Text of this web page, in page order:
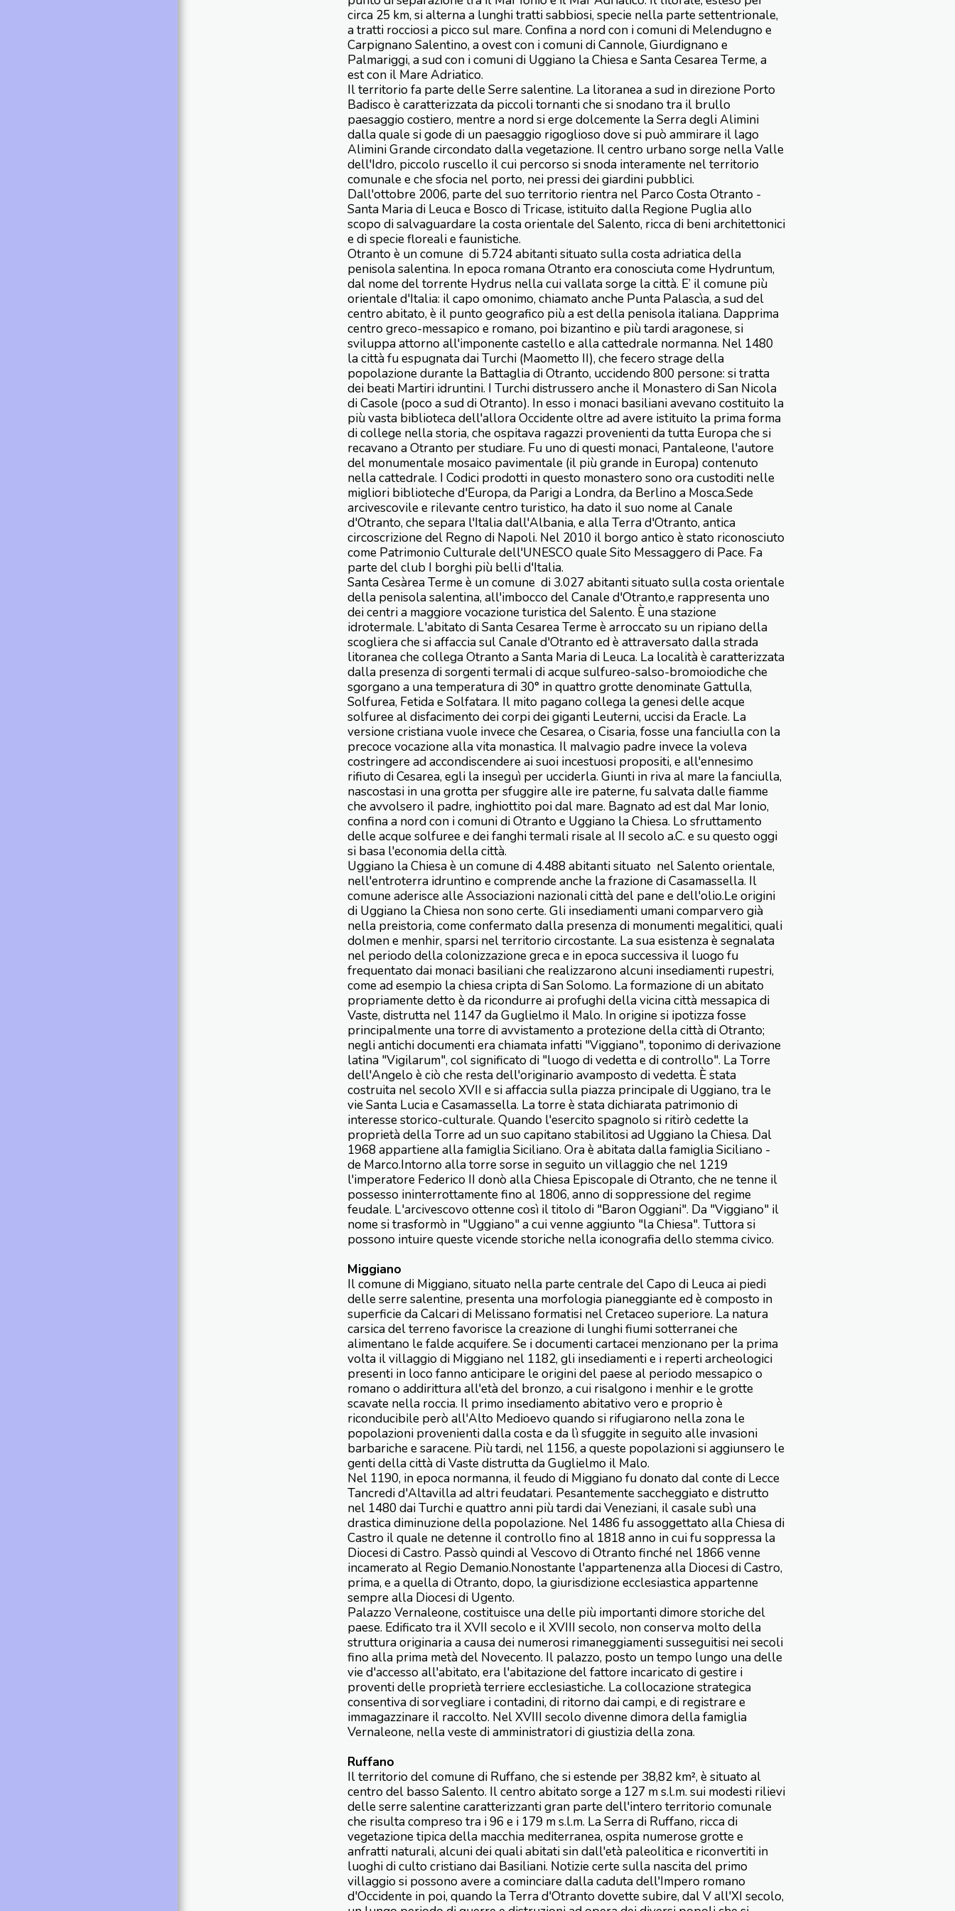
circa 25 km, si alterna a lunghi tratti sabbiosi, specie nella parte settentrionale,
a tratti rocciosi a picco sul mare. Confina a nord con i comuni di Melendugno e
Carpignano Salentino, a ovest con i comuni di Cannole, Giurdignano e
Palmariggi, a sud con i comuni di Uggiano la Chiesa e Santa Cesarea Terme, a
est con il Mare Adriatico.
Il territorio fa parte delle Serre salentine. La litoranea a sud in direzione Porto
Badisco è caratterizzata da piccoli tornanti che si snodano tra il brullo
paesaggio costiero, mentre a nord si erge dolcemente la Serra degli Alimini
dalla quale si gode di un paesaggio rigoglioso dove si può ammirare il lago
Alimini Grande circondato dalla vegetazione. Il centro urbano sorge nella Valle
dell'Idro, piccolo ruscello il cui percorso si snoda interamente nel territorio
comunale e che sfocia nel porto, nei pressi dei giardini pubblici.
Dall'ottobre 2006, parte del suo territorio rientra nel Parco Costa Otranto -
Santa Maria di Leuca e Bosco di Tricase, istituito dalla Regione Puglia allo
scopo di salvaguardare la costa orientale del Salento, ricca di beni architettonici
e di specie floreali e faunistiche.
Otranto è un comune di 5.724 abitanti situato sulla costa adriatica della
penisola salentina. In epoca romana Otranto era conosciuta come Hydruntum,
dal nome del torrente Hydrus nella cui vallata sorge la città. E’ il comune più
orientale d'Italia: il capo omonimo, chiamato anche Punta Palascìa, a sud del
centro abitato, è il punto geografico più a est della penisola italiana. Dapprima
centro greco-messapico e romano, poi bizantino e più tardi aragonese, si
sviluppa attorno all'imponente castello e alla cattedrale normanna. Nel 1480
la città fu espugnata dai Turchi (Maometto II), che fecero strage della
popolazione durante la Battaglia di Otranto, uccidendo 800 persone: si tratta
dei beati Martiri idruntini. I Turchi distrussero anche il Monastero di San Nicola
di Casole (poco a sud di Otranto). In esso i monaci basiliani avevano costituito la
più vasta biblioteca dell'allora Occidente oltre ad avere istituito la prima forma
di college nella storia, che ospitava ragazzi provenienti da tutta Europa che si
recavano a Otranto per studiare. Fu uno di questi monaci, Pantaleone, l'autore
del monumentale mosaico pavimentale (il più grande in Europa) contenuto
nella cattedrale. I Codici prodotti in questo monastero sono ora custoditi nelle
migliori biblioteche d'Europa, da Parigi a Londra, da Berlino a Mosca.Sede
arcivescovile e rilevante centro turistico, ha dato il suo nome al Canale
d'Otranto, che separa l'Italia dall'Albania, e alla Terra d'Otranto, antica
circoscrizione del Regno di Napoli. Nel 2010 il borgo antico è stato riconosciuto
come Patrimonio Culturale dell'UNESCO quale Sito Messaggero di Pace. Fa
parte del club I borghi più belli d'Italia.
Santa Cesàrea Terme è un comune di 3.027 abitanti situato sulla costa orientale
della penisola salentina, all'imbocco del Canale d'Otranto,e rappresenta uno
dei centri a maggiore vocazione turistica del Salento. È una stazione
idrotermale. L'abitato di Santa Cesarea Terme è arroccato su un ripiano della
scogliera che si affaccia sul Canale d'Otranto ed è attraversato dalla strada
litoranea che collega Otranto a Santa Maria di Leuca. La località è caratterizzata
dalla presenza di sorgenti termali di acque sulfureo-salso-bromoiodiche che
sgorgano a una temperatura di 30° in quattro grotte denominate Gattulla,
Solfurea, Fetida e Solfatara. Il mito pagano collega la genesi delle acque
solfuree al disfacimento dei corpi dei giganti Leuterni, uccisi da Eracle. La
versione cristiana vuole invece che Cesarea, o Cisaria, fosse una fanciulla con la
precoce vocazione alla vita monastica. Il malvagio padre invece la voleva
costringere ad accondiscendere ai suoi incestuosi propositi, e all'ennesimo
rifiuto di Cesarea, egli la inseguì per ucciderla. Giunti in riva al mare la fanciulla,
nascostasi in una grotta per sfuggire alle ire paterne, fu salvata dalle fiamme
che avvolsero il padre, inghiottito poi dal mare. Bagnato ad est dal Mar Ionio,
confina a nord con i comuni di Otranto e Uggiano la Chiesa. Lo sfruttamento
delle acque solfuree e dei fanghi termali risale al II secolo a.C. e su questo oggi
si basa l'economia della città.
Uggiano la Chiesa è un comune di 4.488 abitanti situato nel Salento orientale,
nell'entroterra idruntino e comprende anche la frazione di Casamassella. Il
comune aderisce alle Associazioni nazionali città del pane e dell'olio.Le origini
di Uggiano la Chiesa non sono certe. Gli insediamenti umani comparvero già
nella preistoria, come confermato dalla presenza di monumenti megalitici, quali
dolmen e menhir, sparsi nel territorio circostante. La sua esistenza è segnalata
nel periodo della colonizzazione greca e in epoca successiva il luogo fu
frequentato dai monaci basiliani che realizzarono alcuni insediamenti rupestri,
come ad esempio la chiesa cripta di San Solomo. La formazione di un abitato
propriamente detto è da ricondurre ai profughi della vicina città messapica di
Vaste, distrutta nel 1147 da Guglielmo il Malo. In origine si ipotizza fosse
principalmente una torre di avvistamento a protezione della città di Otranto;
negli antichi documenti era chiamata infatti "Viggiano", toponimo di derivazione
latina "Vigilarum", col significato di "luogo di vedetta e di controllo". La Torre
dell'Angelo è ciò che resta dell'originario avamposto di vedetta. È stata
costruita nel secolo XVII e si affaccia sulla piazza principale di Uggiano, tra le
vie Santa Lucia e Casamassella. La torre è stata dichiarata patrimonio di
interesse storico-culturale. Quando l'esercito spagnolo si ritirò cedette la
proprietà della Torre ad un suo capitano stabilitosi ad Uggiano la Chiesa. Dal
1968 appartiene alla famiglia Siciliano. Ora è abitata dalla famiglia Siciliano -
de Marco.Intorno alla torre sorse in seguito un villaggio che nel 1219
l'imperatore Federico II donò alla Chiesa Episcopale di Otranto, che ne tenne il
possesso ininterrottamente fino al 1806, anno di soppressione del regime
feudale. L'arcivescovo ottenne così il titolo di "Baron Oggiani". Da "Viggiano" il
nome si trasformò in "Uggiano" a cui venne aggiunto "la Chiesa". Tuttora si
possono intuire queste vicende storiche nella iconografia dello stemma civico.
Miggiano
Il comune di Miggiano, situato nella parte centrale del Capo di Leuca ai piedi
delle serre salentine, presenta una morfologia pianeggiante ed è composto in
superficie da Calcari di Melissano formatisi nel Cretaceo superiore. La natura
carsica del terreno favorisce la creazione di lunghi fiumi sotterranei che
alimentano le falde acquifere. Se i documenti cartacei menzionano per la prima
volta il villaggio di Miggiano nel 1182, gli insediamenti e i reperti archeologici
presenti in loco fanno anticipare le origini del paese al periodo messapico o
romano o addirittura all'età del bronzo, a cui risalgono i menhir e le grotte
scavate nella roccia. Il primo insediamento abitativo vero e proprio è
riconducibile però all'Alto Medioevo quando si rifugiarono nella zona le
popolazioni provenienti dalla costa e da lì sfuggite in seguito alle invasioni
barbariche e saracene. Più tardi, nel 1156, a queste popolazioni si aggiunsero le
genti della città di Vaste distrutta da Guglielmo il Malo.
Nel 1190, in epoca normanna, il feudo di Miggiano fu donato dal conte di Lecce
Tancredi d'Altavilla ad altri feudatari. Pesantemente saccheggiato e distrutto
nel 1480 dai Turchi e quattro anni più tardi dai Veneziani, il casale subì una
drastica diminuzione della popolazione. Nel 1486 fu assoggettato alla Chiesa di
Castro il quale ne detenne il controllo fino al 1818 anno in cui fu soppressa la
Diocesi di Castro. Passò quindi al Vescovo di Otranto finché nel 1866 venne
incamerato al Regio Demanio.Nonostante l'appartenenza alla Diocesi di Castro,
prima, e a quella di Otranto, dopo, la giurisdizione ecclesiastica appartenne
sempre alla Diocesi di Ugento.
Palazzo Vernaleone, costituisce una delle più importanti dimore storiche del
paese. Edificato tra il XVII secolo e il XVIII secolo, non conserva molto della
struttura originaria a causa dei numerosi rimaneggiamenti susseguitisi nei secoli
fino alla prima metà del Novecento. Il palazzo, posto un tempo lungo una delle
vie d'accesso all'abitato, era l'abitazione del fattore incaricato di gestire i
proventi delle proprietà terriere ecclesiastiche. La collocazione strategica
consentiva di sorvegliare i contadini, di ritorno dai campi, e di registrare e
immagazzinare il raccolto. Nel XVIII secolo divenne dimora della famiglia
Vernaleone, nella veste di amministratori di giustizia della zona.
Ruffano
Il territorio del comune di Ruffano, che si estende per 38,82 km², è situato al
centro del basso Salento. Il centro abitato sorge a 127 m s.l.m. sui modesti rilievi
delle serre salentine caratterizzanti gran parte dell'intero territorio comunale
che risulta compreso tra i 96 e i 179 m s.l.m. La Serra di Ruffano, ricca di
vegetazione tipica della macchia mediterranea, ospita numerose grotte e
anfratti naturali, alcuni dei quali abitati sin dall'età paleolitica e riconvertiti in
luoghi di culto cristiano dai Basiliani. Notizie certe sulla nascita del primo
villaggio si possono avere a cominciare dalla caduta dell'Impero romano
d'Occidente in poi, quando la Terra d'Otranto dovette subire, dal V all'XI secolo,